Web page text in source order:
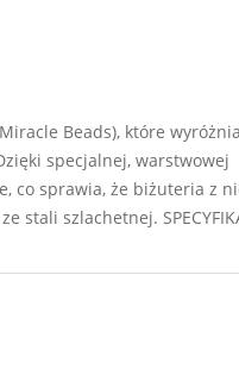
Beads), które
specjalnej, warstwowej
co sprawia, że biżuteria z
szlachetnej.